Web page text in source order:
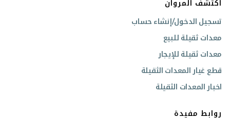
اكتشف المروان
تسجيل الدخول/إنشاء حساب
معدات ثقيلة للبيع
معدات ثقيلة للإيجار
قطع غيار المعدات الثقيلة
اخبار المعدات الثقيلة
روابط مفيدة